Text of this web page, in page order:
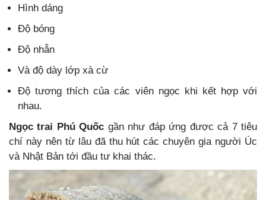
Hình dáng
Độ bóng
Độ nhẵn
Và độ dày lớp xà cừ
Độ tương thích của các viên ngọc khi kết hợp với
nhau.
Ngọc trai Phú Quốc gần như đáp ứng được cả 7 tiêu
chí này nên từ lâu đã thu hút các chuyên gia người Úc
và Nhật Bản tới đầu tư khai thác.